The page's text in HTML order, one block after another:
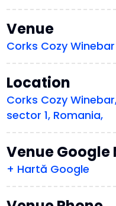
Venue
Corks Cozy Winebar
Location
Corks Cozy
sector 1, Romania,
Venue Google
+ Hartă Google